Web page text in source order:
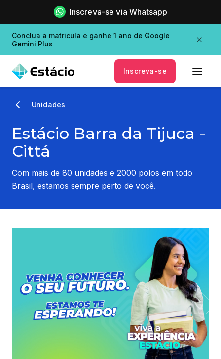
Inscreva-se via Whatsapp
Conclua a matricula e ganhe 1 ano de Google
Gemini Plus
Inscreva-se
Unidades
Estácio Barra da Tijuca -
Cittá
Com mais de 80 unidades e 2000 polos em todo
Brasil, estamos sempre perto de você.